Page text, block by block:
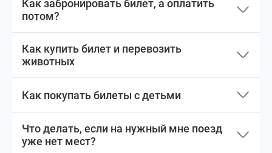
Как забронировать билет, а оплатить
потом?
Как купить билет и перевозить
животных
Как покупать билеты с детьми
Что делать, если на нужный мне поезд
уже нет мест?